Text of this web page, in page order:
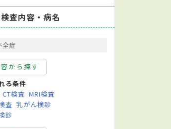
査内容・病名
全症
から探す
る条件
CT検査 MRI検査
査 乳がん検診
診